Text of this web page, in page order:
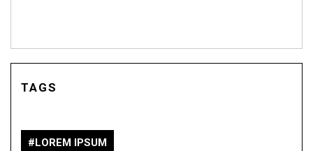
TAGS
LOREM IPSUM